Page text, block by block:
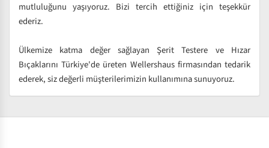
mutluluğunu yaşıyoruz. Bizi tercih ettiğiniz için teşekkür
ederiz.
Ülkemize katma değer sağlayan Şerit Testere ve Hızar
Bıçaklarını Türkiye'de üreten Wellershaus firmasından tedarik
ederek, siz değerli müşterilerimizin kullanımına sunuyoruz.